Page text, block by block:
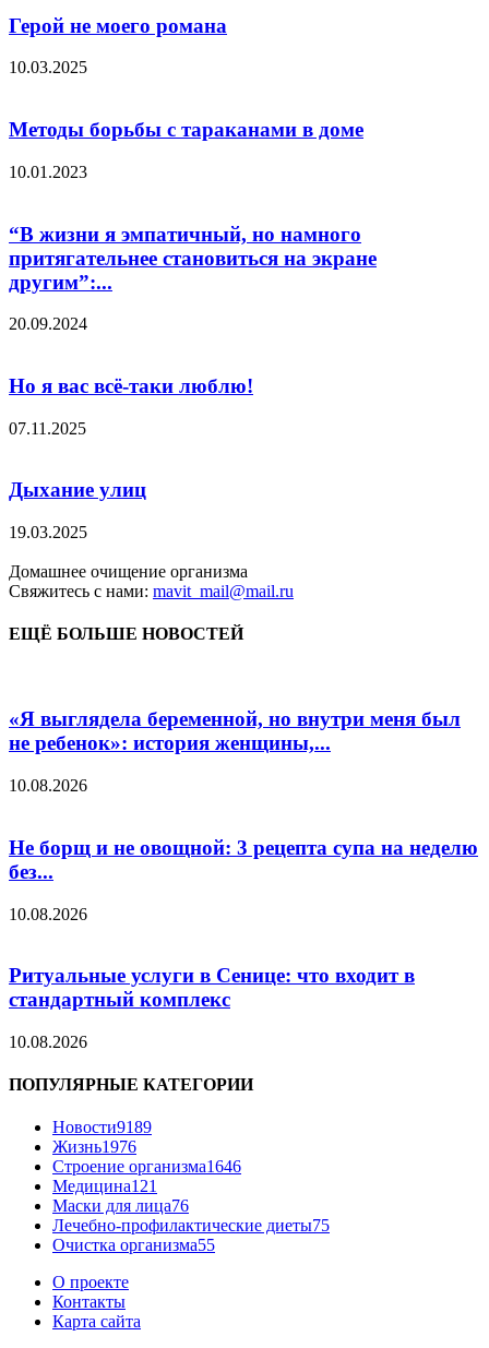
Герой не моего романа
10.03.2025
Методы борьбы с тараканами в доме
10.01.2023
“В жизни я эмпатичный, но намного
притягательнее становиться на экране
другим”:...
20.09.2024
Но я вас всё-таки люблю!
07.11.2025
Дыхание улиц
19.03.2025
Домашнее очищение организма
Свяжитесь с нами: mavit_mail@mail.ru
ЕЩЁ БОЛЬШЕ НОВОСТЕЙ
«Я выглядела беременной, но внутри меня был
не ребенок»: история женщины,...
10.08.2026
Не борщ и не овощной: 3 рецепта супа на неделю
без...
10.08.2026
Ритуальные услуги в Сенице: что входит в
стандартный комплекс
10.08.2026
ПОПУЛЯРНЫЕ КАТЕГОРИИ
Новости9189
Жизнь1976
Строение организма1646
Медицина121
Маски для лица76
Лечебно-профилактические диеты75
Очистка организма55
О проекте
Контакты
Карта сайта